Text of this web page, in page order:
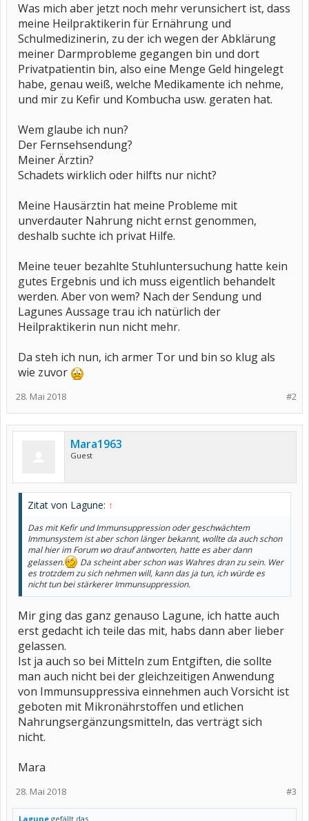
Was mich aber jetzt noch mehr verunsichert ist, dass
meine Heilpraktikerin für Ernährung und
Schulmedizinerin, zu der ich wegen der Abklärung
meiner Darmprobleme gegangen bin und dort
Privatpatientin bin, also eine Menge Geld hingelegt
habe, genau weiß, welche Medikamente ich nehme,
und mir zu Kefir und Kombucha usw. geraten hat.
Wem glaube ich nun?
Der Fernsehsendung?
Meiner Ärztin?
Schadets wirklich oder hilfts nur nicht?
Meine Hausärztin hat meine Probleme mit
unverdauter Nahrung nicht ernst genommen,
deshalb suchte ich privat Hilfe.
Meine teuer bezahlte Stuhluntersuchung hatte kein
gutes Ergebnis und ich muss eigentlich behandelt
werden. Aber von wem? Nach der Sendung und
Lagunes Aussage trau ich natürlich der
Heilpraktikerin nun nicht mehr.
Da steh ich nun, ich armer Tor und bin so klug als
wie zuvor
#2
28. Mai 2018
Mara1963
Guest
Zitat von Lagune: ↑
Das mit Kefir und Immunsuppression oder geschwächtem
Immunsystem ist aber schon länger bekannt, wollte da auch schon
mal hier im Forum wo drauf antworten, hatte es aber dann
gelassen.
Da scheint aber schon was Wahres dran zu sein. Wer
es trotzdem zu sich nehmen will, kann das ja tun, ich würde es
nicht tun bei stärkerer Immunsuppression.
Mir ging das ganz genauso Lagune, ich hatte auch
erst gedacht ich teile das mit, habs dann aber lieber
gelassen.
Ist ja auch so bei Mitteln zum Entgiften, die sollte
man auch nicht bei der gleichzeitigen Anwendung
von Immunsuppressiva einnehmen auch Vorsicht ist
geboten mit Mikronährstoffen und etlichen
Nahrungsergänzungsmitteln, das verträgt sich
nicht.
Mara
#3
28. Mai 2018
Lagune gefällt das.